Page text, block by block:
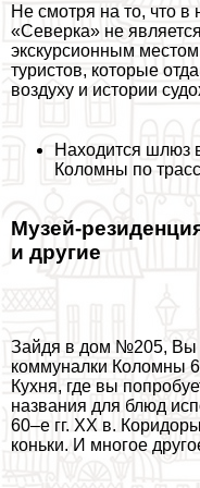
Не смотря на то, что
«Северка» не
экскурсионным
туристов, которые
воздуху и истории
Находится шлюз
Коломны по
Музей-
и другие
Зайдя в дом №205, Вы
коммуналки Коломны
Кухня, где вы
названия для блюд
60–е гг. XX в.
коньки. И многое